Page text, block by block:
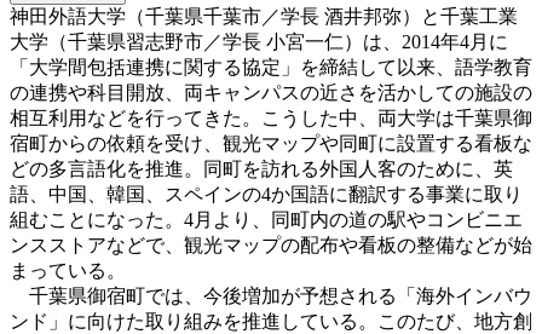
神田外語大学（千葉県千葉市／学長 酒井邦弥）と千葉工業
大学（千葉県習志野市／学長 小宮一仁）は、2014年4月に
「大学間包括連携に関する協定」を締結して以来、語学教育
の連携や科目開放、両キャンパスの近さを活かしての施設の
相互利用などを行ってきた。こうした中、両大学は千葉県御
宿町からの依頼を受け、観光マップや同町に設置する看板な
どの多言語化を推進。同町を訪れる外国人客のために、英
語、中国、韓国、スペインの4か国語に翻訳する事業に取り
組むことになった。4月より、同町内の道の駅やコンビニエ
ンスストアなどで、観光マップの配布や看板の整備などが始
まっている。
千葉県御宿町では、今後増加が予想される「海外インバウ
ンド」に向けた取り組みを推進している。このたび、地方創